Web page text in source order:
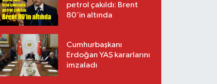
petrol çakıldı: Brent
80’in altında
Cumhurbaşkanı
Erdoğan YAŞ kararlarını
imzaladı